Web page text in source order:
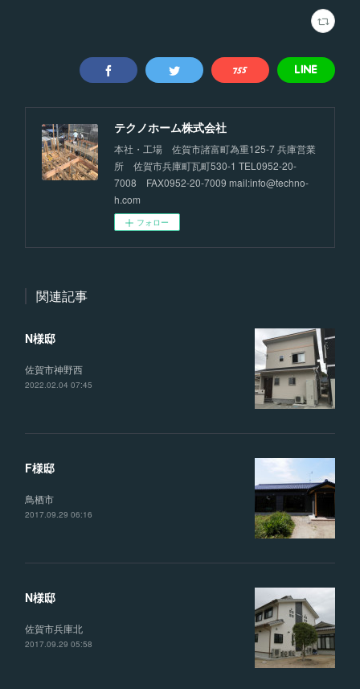
テクノホーム株式会社
本社・工場 佐賀市諸富町為重125-7 兵庫営業
所 佐賀市兵庫町瓦町530-1 TEL0952-20-
7008 FAX0952-20-7009 mail:info@techno-
h.com
フォロー
関連記事
N様邸
佐賀市神野西
2022.02.04 07:45
F様邸
鳥栖市
2017.09.29 06:16
N様邸
佐賀市兵庫北
2017.09.29 05:58